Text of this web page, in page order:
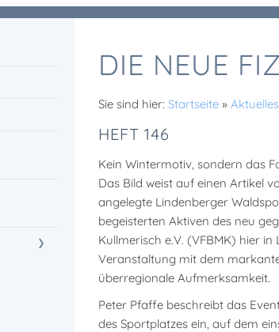
DIE NEUE
Sie sind hier: Startseite » Aktuelles
HEFT 146
Kein Wintermotiv, sondern das
Das Bild weist auf einen Artikel
angelegte Lindenberger
begeisterten Aktiven des neu
Kullmerisch e.V. (VFBMK) hier
Veranstaltung mit dem
überregionale Aufmerksamkeit.
Peter Pfaffe beschreibt das
des Sportplatzes ein, auf dem